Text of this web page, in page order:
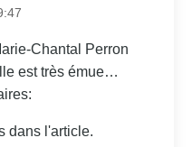
Chantal Perron
est très émue…
dans l'article.